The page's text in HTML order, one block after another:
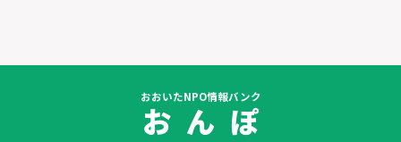
おおいたNPO情報バンク
お ん ぽ